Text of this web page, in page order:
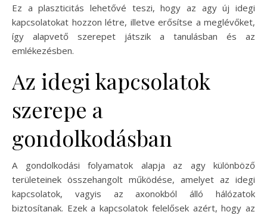
Ez a plaszticitás lehetővé teszi, hogy az agy új idegi
kapcsolatokat hozzon létre, illetve erősítse a meglévőket,
így alapvető szerepet játszik a tanulásban és az
emlékezésben.
Az idegi kapcsolatok
szerepe a
gondolkodásban
A gondolkodási folyamatok alapja az agy különböző
területeinek összehangolt működése, amelyet az idegi
kapcsolatok, vagyis az axonokból álló hálózatok
biztosítanak. Ezek a kapcsolatok felelősek azért, hogy az